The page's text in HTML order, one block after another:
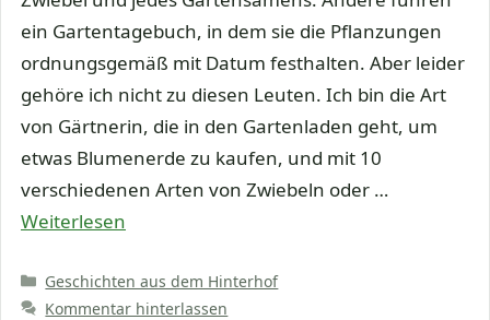
ein Gartentagebuch, in dem sie die Pflanzungen
ordnungsgemäß mit Datum festhalten. Aber leider
gehöre ich nicht zu diesen Leuten. Ich bin die Art
von Gärtnerin, die in den Gartenladen geht, um
etwas Blumenerde zu kaufen, und mit 10
verschiedenen Arten von Zwiebeln oder …
Weiterlesen
Kategorien
Geschichten aus dem Hinterhof
Kommentar hinterlassen